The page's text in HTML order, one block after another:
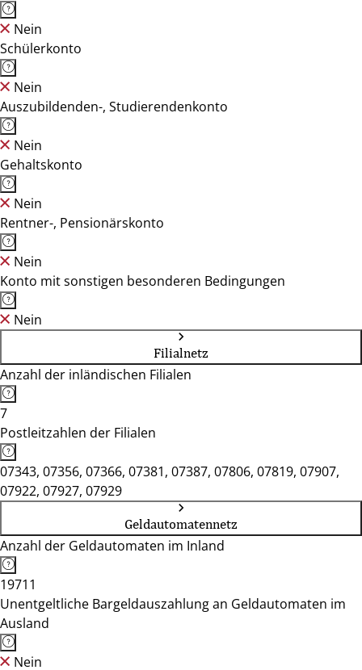
Nein
Schülerkonto
Nein
Auszubildenden-, Studierendenkonto
Nein
Gehaltskonto
Nein
Rentner-, Pensionärskonto
Nein
Konto mit sonstigen besonderen Bedingungen
Nein
Filialnetz
Anzahl der inländischen Filialen
7
Postleitzahlen der Filialen
07343, 07356, 07366, 07381, 07387, 07806, 07819, 07907,
07922, 07927, 07929
Geldautomatennetz
Anzahl der Geldautomaten im Inland
19711
Unentgeltliche Bargeldauszahlung an Geldautomaten im
Ausland
Nein